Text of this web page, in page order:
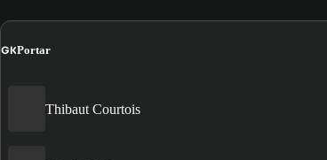
GKPortar
Thibaut Courtois